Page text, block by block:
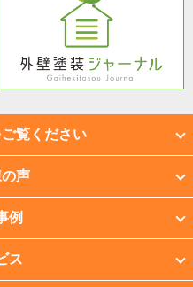
覧ください
声
例
ス